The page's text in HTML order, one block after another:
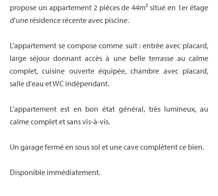
propose un appartement 2 pièces de 44m² situé en 1er étage
d'une résidence récente avec piscine.
L'appartement se compose comme suit : entrée avec placard,
large séjour donnant accès à une belle terrasse au calme
complet, cuisine ouverte équipée, chambre avec placard,
salle d'eau et WC indépendant.
L'appartement est en bon état général, très lumineux, au
calme complet et sans vis-à-vis.
Un garage fermé en sous sol et une cave complètent ce bien.
Disponible immédiatement.